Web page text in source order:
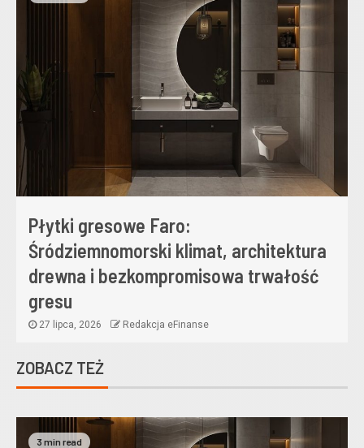
Płytki gresowe Faro:
Śródziemnomorski klimat, architektura
drewna i bezkompromisowa trwałość
gresu
27 lipca, 2026 Redakcja eFinanse
ZOBACZ TEŻ
3 min read